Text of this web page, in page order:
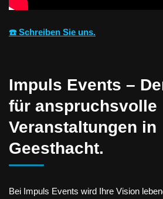
☎️ Schreiben Sie uns.
Impuls Events –
für anspruchsvolle
Veranstaltungen in
Geesthacht.
Bei Impuls Events wird Ihre Vision